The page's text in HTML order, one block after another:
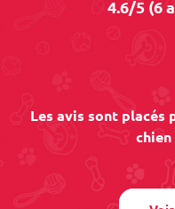
4.6/5 (6
Les avis sont placés